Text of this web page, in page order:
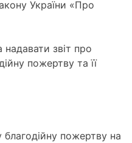
України «Про
звіт про
пожертву та її
пожертву на